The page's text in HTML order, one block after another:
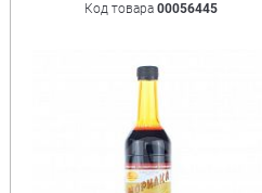
Код товара 00056445